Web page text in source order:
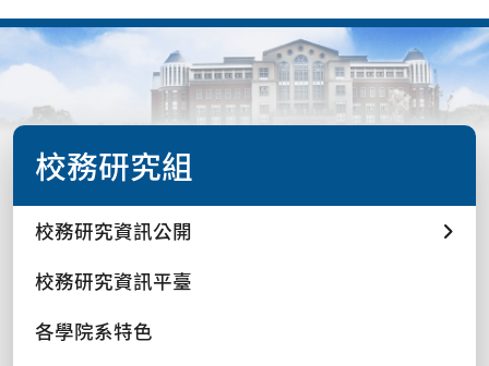
校務研究組
校務研究資訊公開
校務研究資訊平臺
各學院系特色